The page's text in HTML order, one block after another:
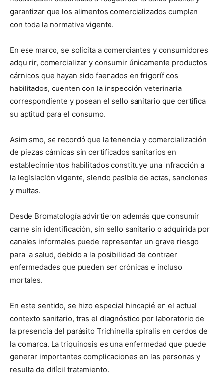
garantizar que los alimentos comercializados cumplan
con toda la normativa vigente.
En ese marco, se solicita a comerciantes y consumidores
adquirir, comercializar y consumir únicamente productos
cárnicos que hayan sido faenados en frigoríficos
habilitados, cuenten con la inspección veterinaria
correspondiente y posean el sello sanitario que certifica
su aptitud para el consumo.
Asimismo, se recordó que la tenencia y comercialización
de piezas cárnicas sin certificados sanitarios en
establecimientos habilitados constituye una infracción a
la legislación vigente, siendo pasible de actas, sanciones
y multas.
Desde Bromatología advirtieron además que consumir
carne sin identificación, sin sello sanitario o adquirida por
canales informales puede representar un grave riesgo
para la salud, debido a la posibilidad de contraer
enfermedades que pueden ser crónicas e incluso
mortales.
En este sentido, se hizo especial hincapié en el actual
contexto sanitario, tras el diagnóstico por laboratorio de
la presencia del parásito Trichinella spiralis en cerdos de
la comarca. La triquinosis es una enfermedad que puede
generar importantes complicaciones en las personas y
resulta de difícil tratamiento.